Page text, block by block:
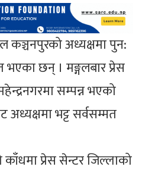
कञ्चनपुरको अध्यक्षमा पुन:
भएका छन् । मङ्गलबार प्रेस
सम्पन्न भएको
भट्ट सर्वसम्मत
काँधमा प्रेस सेन्टर जिल्लाको